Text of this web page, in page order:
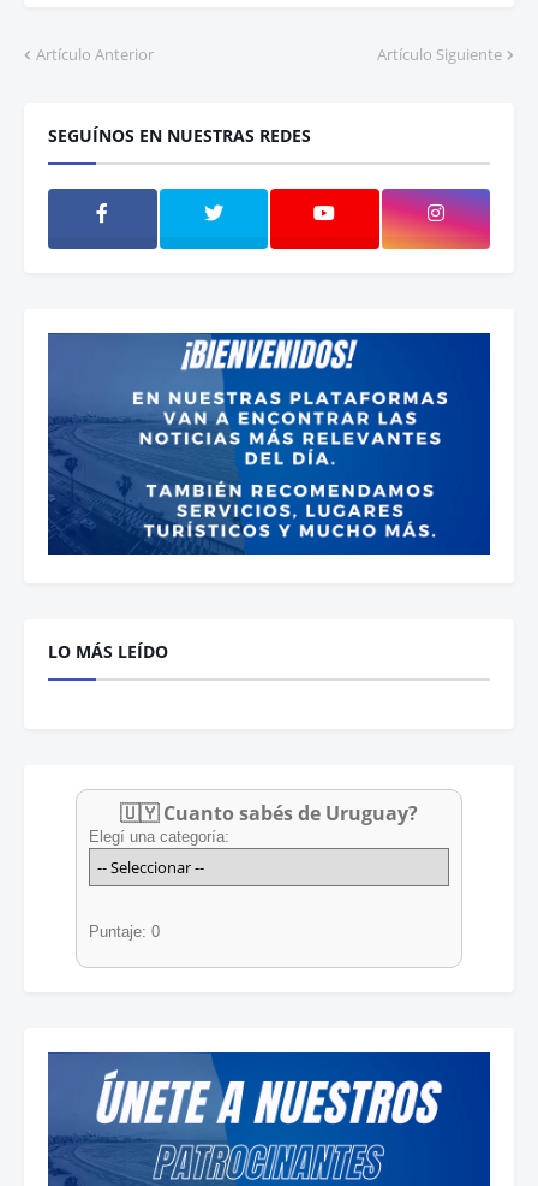
Artículo Anterior Artículo Siguiente
SEGUÍNOS EN NUESTRAS REDES
LO MÁS LEÍDO
🇺🇾 Cuanto sabés de Uruguay?
Elegí una categoría:
Puntaje: 0